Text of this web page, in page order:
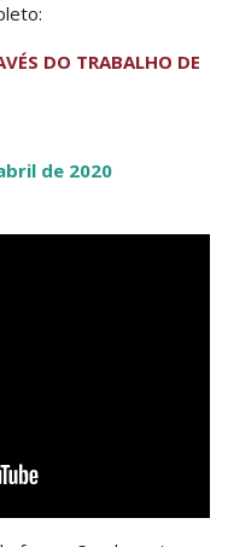
DO TRABALHO DE
de 2020